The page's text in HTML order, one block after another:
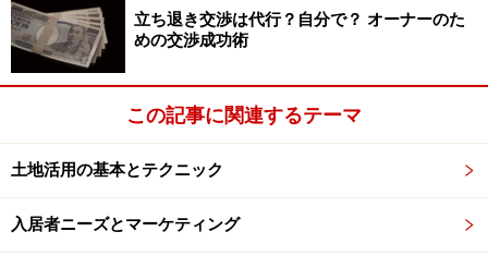
ッドスペースが敷地の片側には広がっていました。オー
ナーは周辺ニーズを調査。コンテナ式のトランクルーム
を設置、併せてバイク用パーキングも設けることにしま
その3：「大切なバイクを安全に保管した
い」の声に応えて
立ち退き交渉は代行？自分で？ オーナーのた
めの交渉成功術
この記事に関連するテーマ
土地活用の基本とテクニック
入居者ニーズとマーケティング